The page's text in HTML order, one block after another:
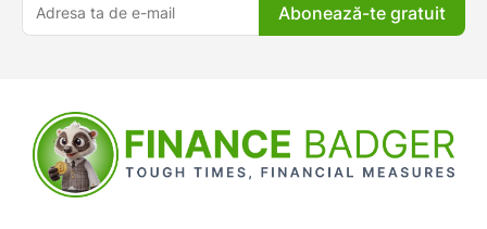
Abonează-te gratuit